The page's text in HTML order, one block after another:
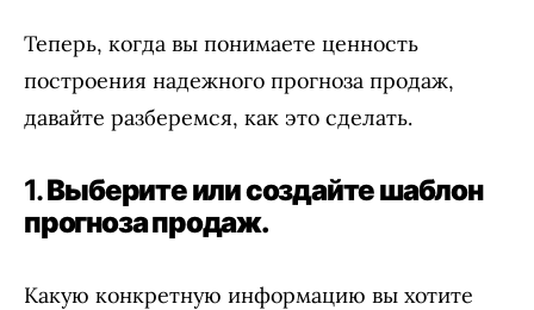
Теперь, когда вы понимаете ценность
построения надежного прогноза продаж,
давайте разберемся, как это сделать.
1.Выберите или создайте шаблон
прогноза продаж.
Какую конкретную информацию вы хотите